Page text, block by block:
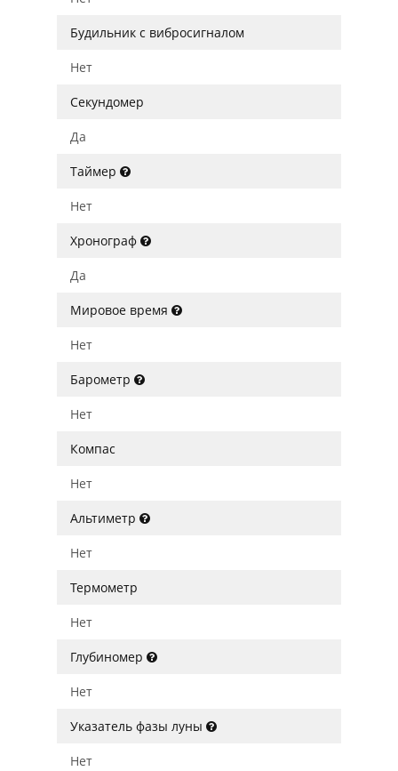
Будильник с вибросигналом
Нет
Секундомер
Да
Таймер
Нет
Хронограф
Да
Мировое время
Нет
Барометр
Нет
Компас
Нет
Альтиметр
Нет
Термометр
Нет
Глубиномер
Нет
Указатель фазы луны
Нет